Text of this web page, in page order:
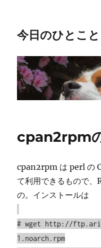
今日のひとこと
cpan2rpm
cpan2rpm は perl の
て利用できるもので
の。インストールは
# wget http://
1.noarch.rpm